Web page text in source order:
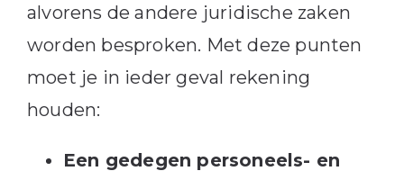
alvorens de andere juridische zaken
worden besproken. Met deze punten
moet je in ieder geval rekening
houden:
Een gedegen personeels- en